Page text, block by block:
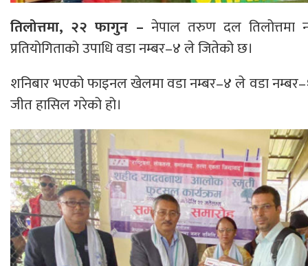
तिलोत्तमा, २२ फागुन – नेपाल तरुण दल तिलोत्तमा
प्रतियोगिताको उपाधि वडा नम्बर–४ ले जितेको छ।
शनिबार भएको फाइनल खेलमा वडा नम्बर–४ ले वडा
जीत हासिल गरेको हो।